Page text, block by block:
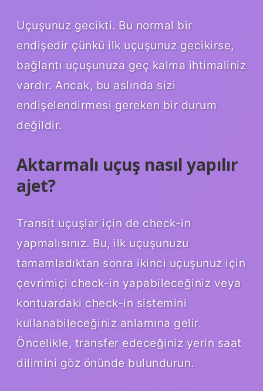
Uçuşunuz gecikti. Bu normal bir
endişedir çünkü ilk uçuşunuz gecikirse,
bağlantı uçuşunuza geç kalma ihtimaliniz
vardır. Ancak, bu aslında sizi
endişelendirmesi gereken bir durum
değildir.
Aktarmalı uçuş nasıl yapılır
ajet?
Transit uçuşlar için de check-in
yapmalısınız. Bu, ilk uçuşunuzu
tamamladıktan sonra ikinci uçuşunuz için
çevrimiçi check-in yapabileceğiniz veya
kontuardaki check-in sistemini
kullanabileceğiniz anlamına gelir.
Öncelikle, transfer edeceğiniz yerin saat
dilimini göz önünde bulundurun.